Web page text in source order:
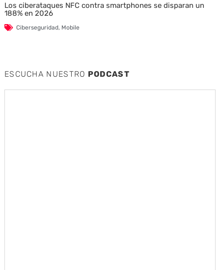
Los ciberataques NFC contra smartphones se disparan un
188% en 2026
Ciberseguridad, Mobile
ESCUCHA NUESTRO PODCAST